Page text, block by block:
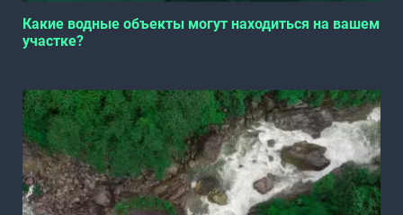
Какие водные объекты могут находиться на вашем
участке?